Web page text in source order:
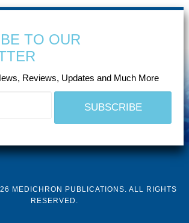
TO OUR
Reviews, Updates and Much More
MEDICHRON PUBLICATIONS. ALL RIGHTS
RESERVED.